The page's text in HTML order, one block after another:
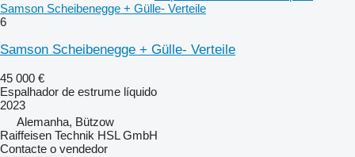
Samson Scheibenegge + Gülle- Verteile
6
Samson Scheibenegge + Gülle- Verteile
45 000 €
Espalhador de estrume líquido
2023
Alemanha, Bützow
Raiffeisen Technik HSL GmbH
Contacte o vendedor